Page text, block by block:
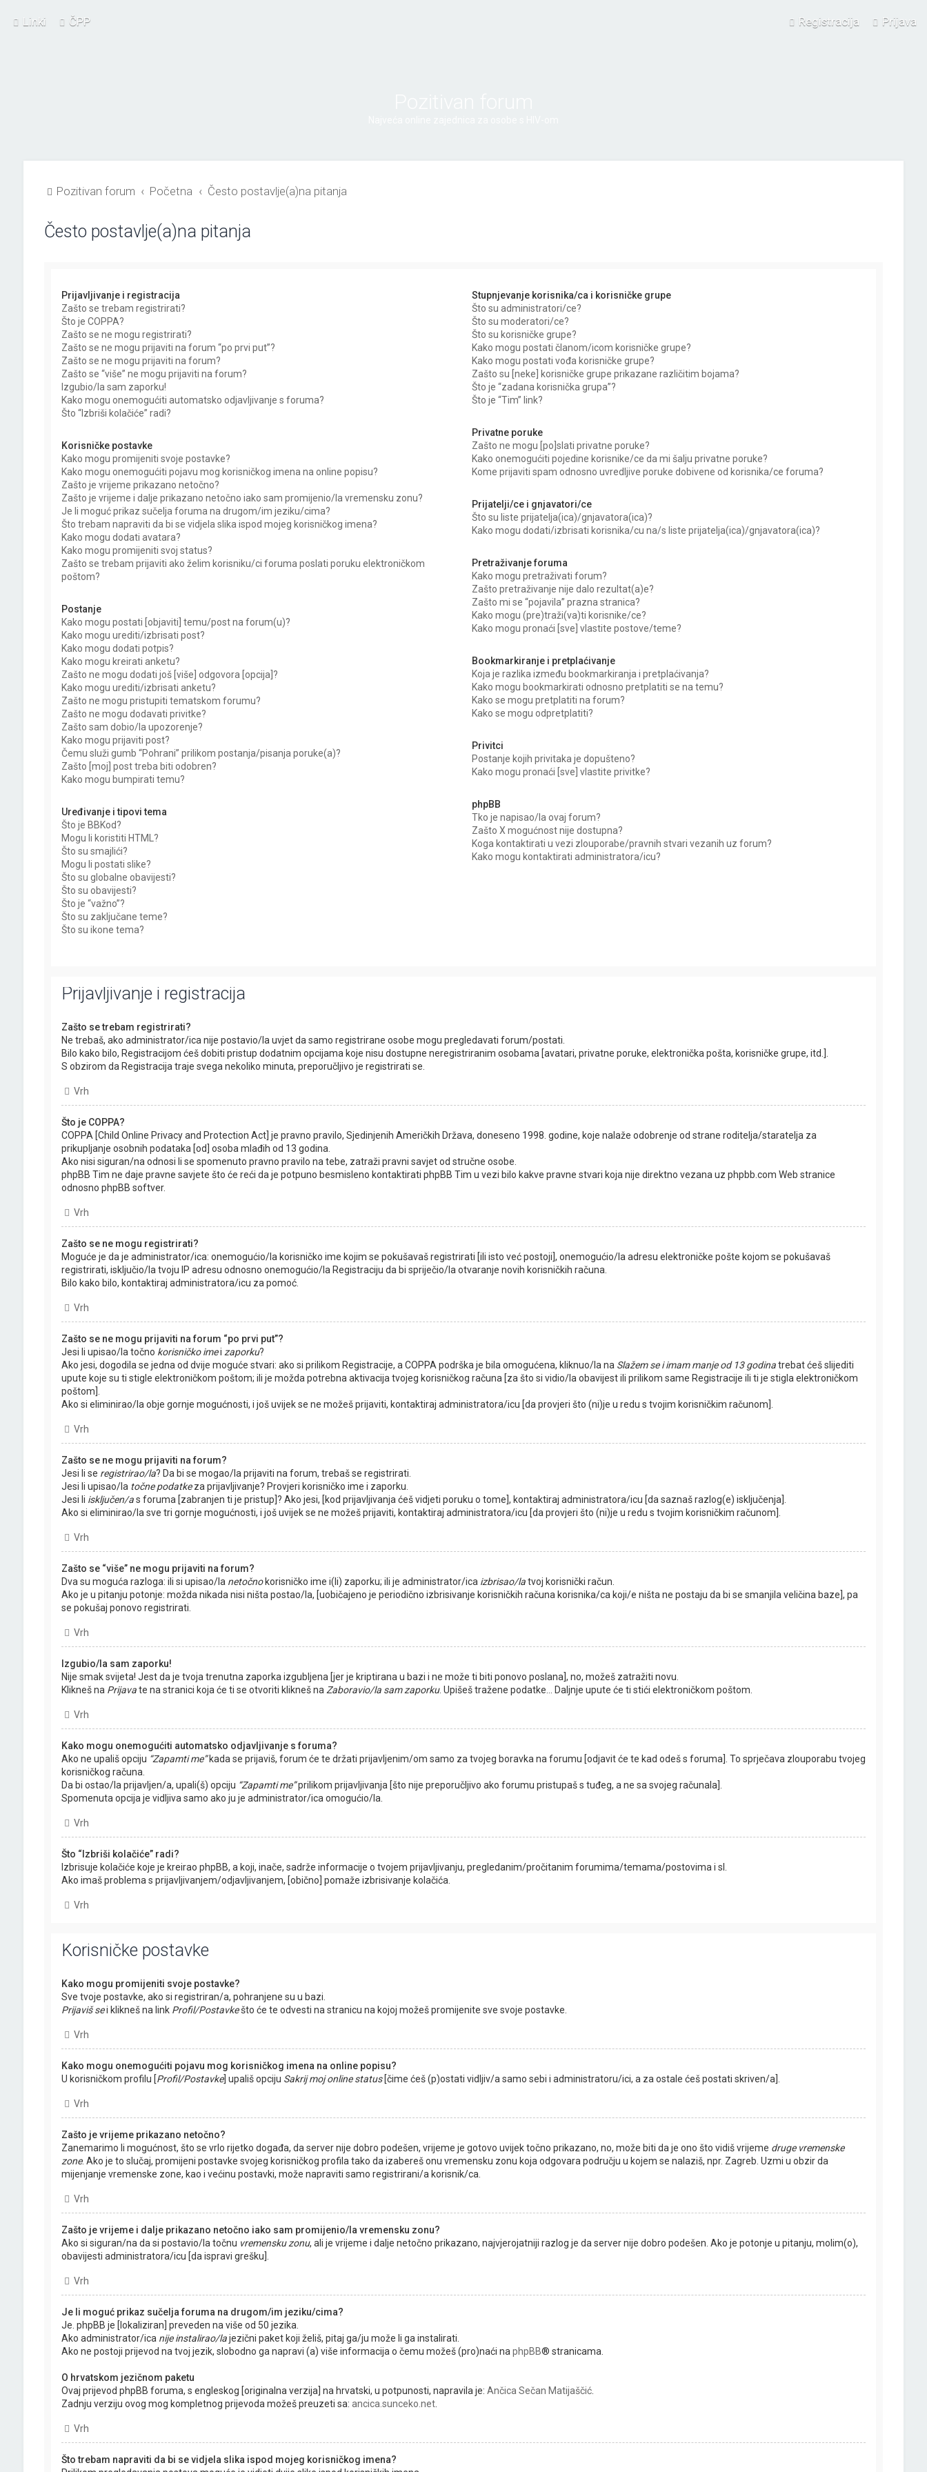
Linki ČPP Prijava
Registracija
Pozitivan forum Početna Često postavlje(a)na pitanja
Često postavlje(a)na pitanja
Prijavljivanje i registracija
Zašto se trebam registrirati?
Što je COPPA?
Zašto se ne mogu registrirati?
Zašto se ne mogu prijaviti na forum “po prvi put”?
Zašto se ne mogu prijaviti na forum?
Zašto se “više” ne mogu prijaviti na forum?
Izgubio/la sam zaporku!
Kako mogu onemogućiti automatsko odjavljivanje s foruma?
Što “Izbriši kolačiće” radi?
Korisničke postavke
Kako mogu promijeniti svoje postavke?
Kako mogu onemogućiti pojavu mog korisničkog imena na online popisu?
Zašto je vrijeme prikazano netočno?
Zašto je vrijeme i dalje prikazano netočno iako sam promijenio/la vremensku zonu?
Je li moguć prikaz sučelja foruma na drugom/im jeziku/cima?
Što trebam napraviti da bi se vidjela slika ispod mojeg korisničkog imena?
Kako mogu dodati avatara?
Kako mogu promijeniti svoj status?
Zašto se trebam prijaviti ako želim korisniku/ci foruma poslati poruku elektroničkom
poštom?
Postanje
Kako mogu postati [objaviti] temu/post na forum(u)?
Kako mogu urediti/izbrisati post?
Kako mogu dodati potpis?
Kako mogu kreirati anketu?
Zašto ne mogu dodati još [više] odgovora [opcija]?
Kako mogu urediti/izbrisati anketu?
Zašto ne mogu pristupiti tematskom forumu?
Zašto ne mogu dodavati privitke?
Zašto sam dobio/la upozorenje?
Kako mogu prijaviti post?
Čemu služi gumb “Pohrani” prilikom postanja/pisanja poruke(a)?
Zašto [moj] post treba biti odobren?
Kako mogu bumpirati temu?
Uređivanje i tipovi tema
Što je BBKod?
Mogu li koristiti HTML?
Što su smajlići?
Mogu li postati slike?
Što su globalne obavijesti?
Što su obavijesti?
Što je “važno”?
Što su zaključane teme?
Što su ikone tema?
Stupnjevanje korisnika/ca i korisničke grupe
Što su administratori/ce?
Što su moderatori/ce?
Što su korisničke grupe?
Kako mogu postati članom/icom korisničke grupe?
Kako mogu postati vođa korisničke grupe?
Zašto su [neke] korisničke grupe prikazane različitim bojama?
Što je “zadana korisnička grupa”?
Što je “Tim” link?
Privatne poruke
Zašto ne mogu [po]slati privatne poruke?
Kako onemogućiti pojedine korisnike/ce da mi šalju privatne poruke?
Kome prijaviti spam odnosno uvredljive poruke dobivene od korisnika/ce foruma?
Prijatelji/ce i gnjavatori/ce
Što su liste prijatelja(ica)/gnjavatora(ica)?
Kako mogu dodati/izbrisati korisnika/cu na/s liste prijatelja(ica)/gnjavatora(ica)?
Pretraživanje foruma
Kako mogu pretraživati forum?
Zašto pretraživanje nije dalo rezultat(a)e?
Zašto mi se “pojavila” prazna stranica?
Kako mogu (pre)traži(va)ti korisnike/ce?
Kako mogu pronaći [sve] vlastite postove/teme?
Bookmarkiranje i pretplaćivanje
Koja je razlika između bookmarkiranja i pretplaćivanja?
Kako mogu bookmarkirati odnosno pretplatiti se na temu?
Kako se mogu pretplatiti na forum?
Kako se mogu odpretplatiti?
Privitci
Postanje kojih privitaka je dopušteno?
Kako mogu pronaći [sve] vlastite privitke?
phpBB
Tko je napisao/la ovaj forum?
Zašto X mogućnost nije dostupna?
Koga kontaktirati u vezi zlouporabe/pravnih stvari vezanih uz forum?
Kako mogu kontaktirati administratora/icu?
Prijavljivanje i registracija
Zašto se trebam registrirati?
Ne trebaš, ako administrator/ica nije postavio/la uvjet da samo registrirane osobe mogu pregledavati forum/postati.
Bilo kako bilo, Registracijom ćeš dobiti pristup dodatnim opcijama koje nisu dostupne neregistriranim osobama [avatari, privatne poruke, elektronička pošta, korisničke grupe, itd.].
S obzirom da Registracija traje svega nekoliko minuta, preporučljivo je registrirati se.
Vrh
Što je COPPA?
COPPA [Child Online Privacy and Protection Act] je pravno pravilo, Sjedinjenih Američkih Država, doneseno 1998. godine, koje nalaže odobrenje od strane roditelja/staratelja za
prikupljanje osobnih podataka [od] osoba mlađih od 13 godina.
Ako nisi siguran/na odnosi li se spomenuto pravno pravilo na tebe, zatraži pravni savjet od stručne osobe.
phpBB Tim ne daje pravne savjete što će reći da je potpuno besmisleno kontaktirati phpBB Tim u vezi bilo kakve pravne stvari koja nije direktno vezana uz phpbb.com Web stranice
odnosno phpBB softver.
Vrh
Zašto se ne mogu registrirati?
Moguće je da je administrator/ica: onemogućio/la korisničko ime kojim se pokušavaš registrirati [ili isto već postoji], onemogućio/la adresu elektroničke pošte kojom se pokušavaš
registrirati, isključio/la tvoju IP adresu odnosno onemogućio/la Registraciju da bi spriječio/la otvaranje novih korisničkih računa.
Bilo kako bilo, kontaktiraj administratora/icu za pomoć.
Vrh
Zašto se ne mogu prijaviti na forum “po prvi put”?
Jesi li upisao/la točno korisničko imei zaporku?
Ako jesi, dogodila se jedna od dvije moguće stvari: ako si prilikom Registracije, a COPPA podrška je bila omogućena, kliknuo/la na Slažem se i imam manje od 13 godinatrebat ćeš slijediti
upute koje su ti stigle elektroničkom poštom; ili je možda potrebna aktivacija tvojeg korisničkog računa [za što si vidio/la obavijest ili prilikom same Registracije ili ti je stigla elektroničkom
poštom].
Ako si eliminirao/la obje gornje mogućnosti, i još uvijek se ne možeš prijaviti, kontaktiraj administratora/icu [da provjeri što (ni)je u redu s tvojim korisničkim računom].
Vrh
Zašto se ne mogu prijaviti na forum?
Jesi li se registrirao/la? Da bi se mogao/la prijaviti na forum, trebaš se registrirati.
Jesi li upisao/la točne podatkeza prijavljivanje? Provjeri korisničko ime i zaporku.
Jesi li isključen/as foruma [zabranjen ti je pristup]? Ako jesi, [kod prijavljivanja ćeš vidjeti poruku o tome], kontaktiraj administratora/icu [da saznaš razlog(e) isključenja].
Ako si eliminirao/la sve tri gornje mogućnosti, i još uvijek se ne možeš prijaviti, kontaktiraj administratora/icu [da provjeri što (ni)je u redu s tvojim korisničkim računom].
Vrh
Zašto se “više” ne mogu prijaviti na forum?
Dva su moguća razloga: ili si upisao/la netočnokorisničko ime i(li) zaporku; ili je administrator/ica izbrisao/latvoj korisnički račun.
Ako je u pitanju potonje: možda nikada nisi ništa postao/la, [uobičajeno je periodično izbrisivanje korisničkih računa korisnika/ca koji/e ništa ne postaju da bi se smanjila veličina baze], pa
se pokušaj ponovo registrirati.
Vrh
Izgubio/la sam zaporku!
Nije smak svijeta! Jest da je tvoja trenutna zaporka izgubljena [jer je kriptirana u bazi i ne može ti biti ponovo poslana], no, možeš zatražiti novu.
Klikneš na Prijavate na stranici koja će ti se otvoriti klikneš na Zaboravio/la sam zaporku. Upišeš tražene podatke... Daljnje upute će ti stići elektroničkom poštom.
Vrh
Kako mogu onemogućiti automatsko odjavljivanje s foruma?
Ako ne upališ opciju “Zapamti me”kada se prijaviš, forum će te držati prijavljenim/om samo za tvojeg boravka na forumu [odjavit će te kad odeš s foruma]. To sprječava zlouporabu tvojeg
korisničkog računa.
Da bi ostao/la prijavljen/a, upali(š) opciju “Zapamti me”prilikom prijavljivanja [što nije preporučljivo ako forumu pristupaš s tuđeg, a ne sa svojeg računala].
Spomenuta opcija je vidljiva samo ako ju je administrator/ica omogućio/la.
Vrh
Što “Izbriši kolačiće” radi?
Izbrisuje kolačiće koje je kreirao phpBB, a koji, inače, sadrže informacije o tvojem prijavljivanju, pregledanim/pročitanim forumima/temama/postovima i sl.
Ako imaš problema s prijavljivanjem/odjavljivanjem, [obično] pomaže izbrisivanje kolačića.
Vrh
Korisničke postavke
Kako mogu promijeniti svoje postavke?
Sve tvoje postavke, ako si registriran/a, pohranjene su u bazi.
Prijaviš sei klikneš na link Profil/Postavkešto će te odvesti na stranicu na kojoj možeš promijenite sve svoje postavke.
Vrh
Kako mogu onemogućiti pojavu mog korisničkog imena na online popisu?
U korisničkom profilu [Profil/Postavke] upališ opciju Sakrij moj online status[čime ćeš (p)ostati vidljiv/a samo sebi i administratoru/ici, a za ostale ćeš postati skriven/a].
Vrh
Zašto je vrijeme prikazano netočno?
Zanemarimo li mogućnost, što se vrlo rijetko događa, da server nije dobro podešen, vrijeme je gotovo uvijek točno prikazano, no, može biti da je ono što vidiš vrijeme druge vremenske
zone. Ako je to slučaj, promijeni postavke svojeg korisničkog profila tako da izabereš onu vremensku zonu koja odgovara području u kojem se nalaziš, npr. Zagreb. Uzmi u obzir da
mijenjanje vremenske zone, kao i većinu postavki, može napraviti samo registrirani/a korisnik/ca.
Vrh
Zašto je vrijeme i dalje prikazano netočno iako sam promijenio/la vremensku zonu?
Ako si siguran/na da si postavio/la točnu vremensku zonu, ali je vrijeme i dalje netočno prikazano, najvjerojatniji razlog je da server nije dobro podešen. Ako je potonje u pitanju, molim(o),
obavijesti administratora/icu [da ispravi grešku].
Vrh
Je li moguć prikaz sučelja foruma na drugom/im jeziku/cima?
Je. phpBB je [lokaliziran] preveden na više od 50 jezika.
Ako administrator/ica nije instalirao/lajezični paket koji želiš, pitaj ga/ju može li ga instalirati.
Ako ne postoji prijevod na tvoj jezik, slobodno ga napravi (a) više informacija o čemu možeš (pro)naći na phpBB® stranicama.
O hrvatskom jezičnom paketu
Ovaj prijevod phpBB foruma, s engleskog [originalna verzija] na hrvatski, u potpunosti, napravila je: Ančica Sečan Matijaščić.
Zadnju verziju ovog mog kompletnog prijevoda možeš preuzeti sa: ancica.sunceko.net.
Vrh
Što trebam napraviti da bi se vidjela slika ispod mojeg korisničkog imena?